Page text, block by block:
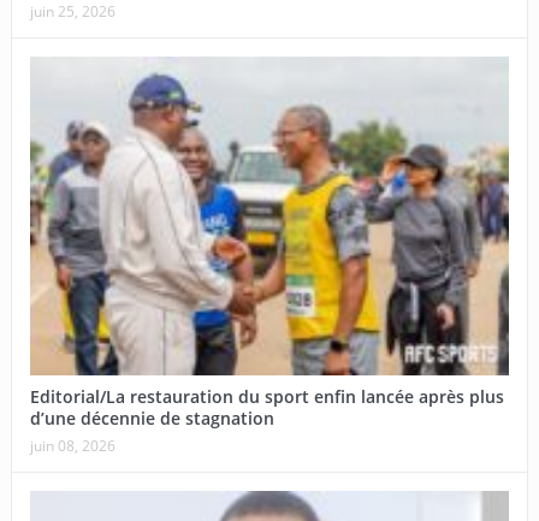
juin 25, 2026
Editorial/La restauration du sport enfin lancée après plus
d’une décennie de stagnation
juin 08, 2026